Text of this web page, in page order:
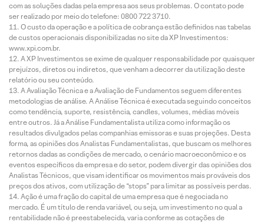
com as soluções dadas pela empresa aos seus problemas. O contato pode
ser realizado por meio do telefone: 0800 722 3710.
O custo da operação e a política de cobrança estão definidos nas tabelas
de custos operacionais disponibilizadas no site da XP Investimentos:
www.xpi.com.br.
A XP Investimentos se exime de qualquer responsabilidade por quaisquer
prejuízos, diretos ou indiretos, que venham a decorrer da utilização deste
relatório ou seu conteúdo.
A Avaliação Técnica e a Avaliação de Fundamentos seguem diferentes
metodologias de análise. A Análise Técnica é executada seguindo conceitos
como tendência, suporte, resistência, candles, volumes, médias móveis
entre outros. Já a Análise Fundamentalista utiliza como informação os
resultados divulgados pelas companhias emissoras e suas projeções. Desta
forma, as opiniões dos Analistas Fundamentalistas, que buscam os melhores
retornos dadas as condições de mercado, o cenário macroeconômico e os
eventos específicos da empresa e do setor, podem divergir das opiniões dos
Analistas Técnicos, que visam identificar os movimentos mais prováveis dos
preços dos ativos, com utilização de “stops” para limitar as possíveis perdas.
Ação é uma fração do capital de uma empresa que é negociada no
mercado. É um título de renda variável, ou seja, um investimento no qual a
rentabilidade não é preestabelecida, varia conforme as cotações de